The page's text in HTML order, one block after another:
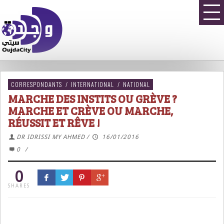
CORRESPONDANTS / INTERNATIONAL / NATIONAL
MARCHE DES INSTITS OU GRÈVE ?
MARCHE ET CRÈVE OU MARCHE,
RÉUSSIT ET RÊVE !
DR IDRISSI MY AHMED /
16/01/2016
0
/
0
SHARES